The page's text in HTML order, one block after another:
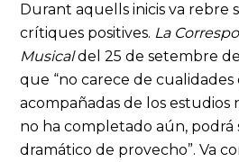
Durant aquells inicis va rebre
crítiques positives. La
Musicaldel 25 de setembre
que “no carece de cualidades
acompañadas de los estudios
no ha completado aún, podrá
dramático de provecho”. Va